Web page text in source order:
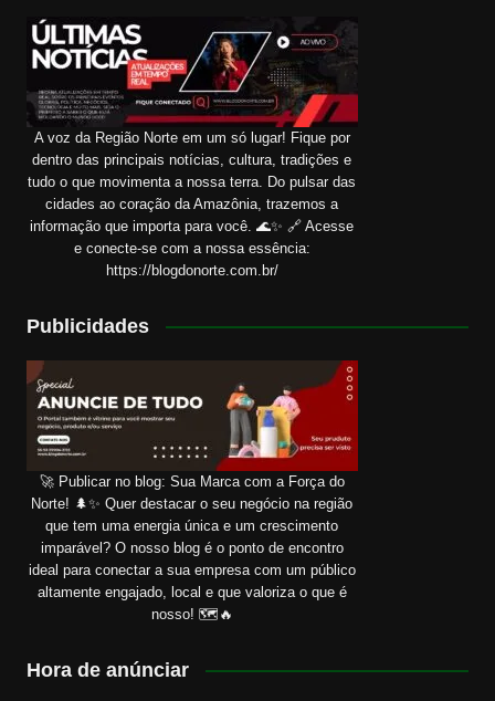
A voz da Região Norte em um só lugar! Fique por
dentro das principais notícias, cultura, tradições e
tudo o que movimenta a nossa terra. Do pulsar das
cidades ao coração da Amazônia, trazemos a
informação que importa para você. 🌊✨ 🔗 Acesse
e conecte-se com a nossa essência:
https://blogdonorte.com.br/
Publicidades
🚀 Publicar no blog: Sua Marca com a Força do
Norte! 🌲✨ Quer destacar o seu negócio na região
que tem uma energia única e um crescimento
imparável? O nosso blog é o ponto de encontro
ideal para conectar a sua empresa com um público
altamente engajado, local e que valoriza o que é
nosso! 🗺️🔥
Hora de anúnciar